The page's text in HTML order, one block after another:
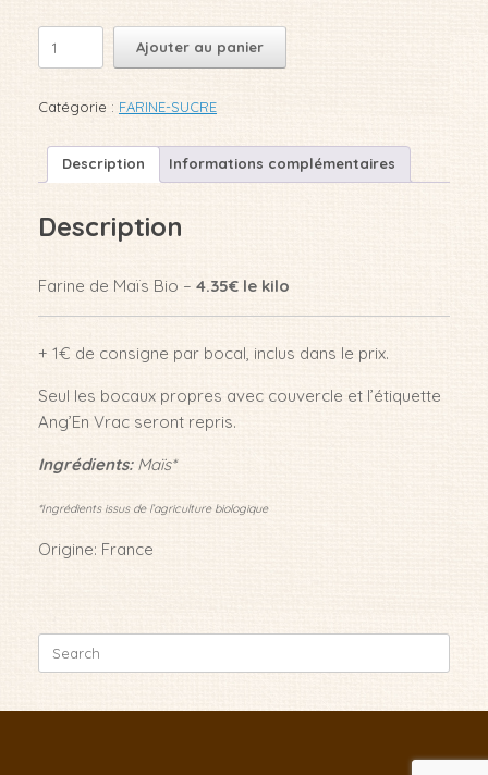
MAÏS
Ajouter au panier
Catégorie : FARINE-SUCRE
Description Informations complémentaires
Description
Farine de Maïs Bio – 4.35€ le kilo
+ 1€ de consigne par bocal, inclus dans le prix.
Seul les bocaux propres avec couvercle et l’étiquette
Ang’En Vrac seront repris.
Ingrédients:Maïs*
*Ingrédients issus de l’agriculture biologique
Origine: France
for: